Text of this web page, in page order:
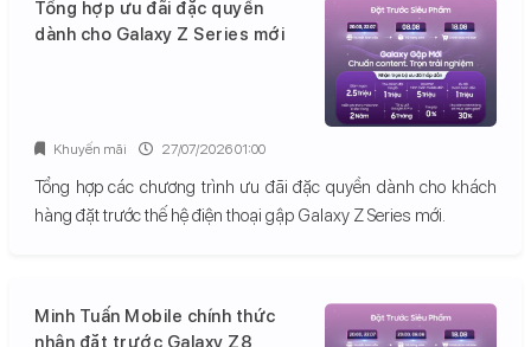
Tổng hợp ưu đãi đặc quyền
dành cho Galaxy Z Series mới
Tổng hợp các chương trình ưu đãi đặc quyền dành cho khách
hàng đặt trước thế hệ điện thoại gập Galaxy Z Series mới.
Khuyến mãi 27/07/2026 01:00
Minh Tuấn Mobile chính thức
nhận đặt trước Galaxy Z8